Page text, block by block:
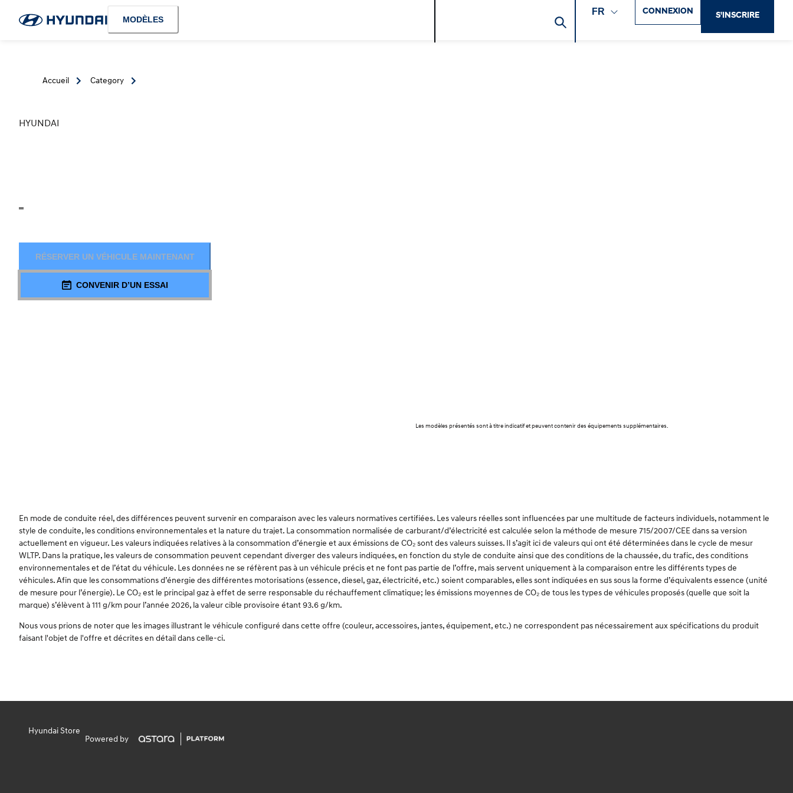
MODÈLES
FR CONNEXION S'INSCRIRE
Accueil Category
HYUNDAI
RÉSERVER UN VÉHICULE MAINTENANT
CONVENIR D’UN ESSAI
Les modèles présentés sont à titre indicatif et peuvent contenir des équipements supplémentaires.
En mode de conduite réel, des différences peuvent survenir en comparaison avec les valeurs normatives certifiées. Les valeurs réelles sont influencées par une multitude de facteurs individuels, notamment le
style de conduite, les conditions environnementales et la nature du trajet. La consommation normalisée de carburant/d’électricité est calculée selon la méthode de mesure 715/2007/CEE dans sa version
actuellement en vigueur. Les valeurs indiquées relatives à la consommation d’énergie et aux émissions de CO₂ sont des valeurs suisses. Il s’agit ici de valeurs qui ont été déterminées dans le cycle de mesur
WLTP. Dans la pratique, les valeurs de consommation peuvent cependant diverger des valeurs indiquées, en fonction du style de conduite ainsi que des conditions de la chaussée, du trafic, des conditions
environnementales et de l’état du véhicule. Les données ne se réfèrent pas à un véhicule précis et ne font pas partie de l’offre, mais servent uniquement à la comparaison entre les différents types de
véhicules. Afin que les consommations d’énergie des différentes motorisations (essence, diesel, gaz, électricité, etc.) soient comparables, elles sont indiquées en sus sous la forme d’équivalents essence (unité
de mesure pour l’énergie). Le CO₂ est le principal gaz à effet de serre responsable du réchauffement climatique; les émissions moyennes de CO₂ de tous les types de véhicules proposés (quelle que soit la
marque) s’élèvent à 111 g/km pour l’année 2026, la valeur cible provisoire étant 93.6 g/km.
Nous vous prions de noter que les images illustrant le véhicule configuré dans cette offre (couleur, accessoires, jantes, équipement, etc.) ne correspondent pas nécessairement aux spécifications du produit
faisant l'objet de l'offre et décrites en détail dans celle-ci.
Hyundai Store
Powered by